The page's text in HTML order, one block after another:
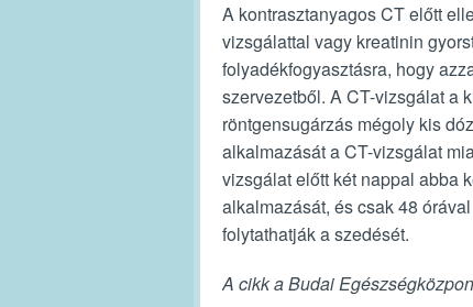
A kontrasztanyagos CT előtt
vizsgálattal vagy kreatinin
folyadékfogyasztásra, hogy
szervezetből. A CT-vizsgálat a
röntgensugárzás mégoly kis
alkalmazását a CT-vizsgálat
vizsgálat előtt két nappal abba
alkalmazását, és csak 48
folytathatják a szedését.
A cikk a Budai